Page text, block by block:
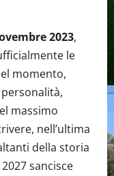
2023,
le
momento,
massimo
nell’ultima
della storia
sancisce